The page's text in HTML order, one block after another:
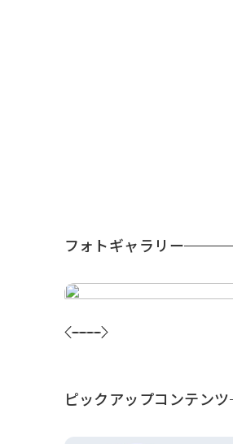
フォトギャラリー
ピックアップコンテンツ